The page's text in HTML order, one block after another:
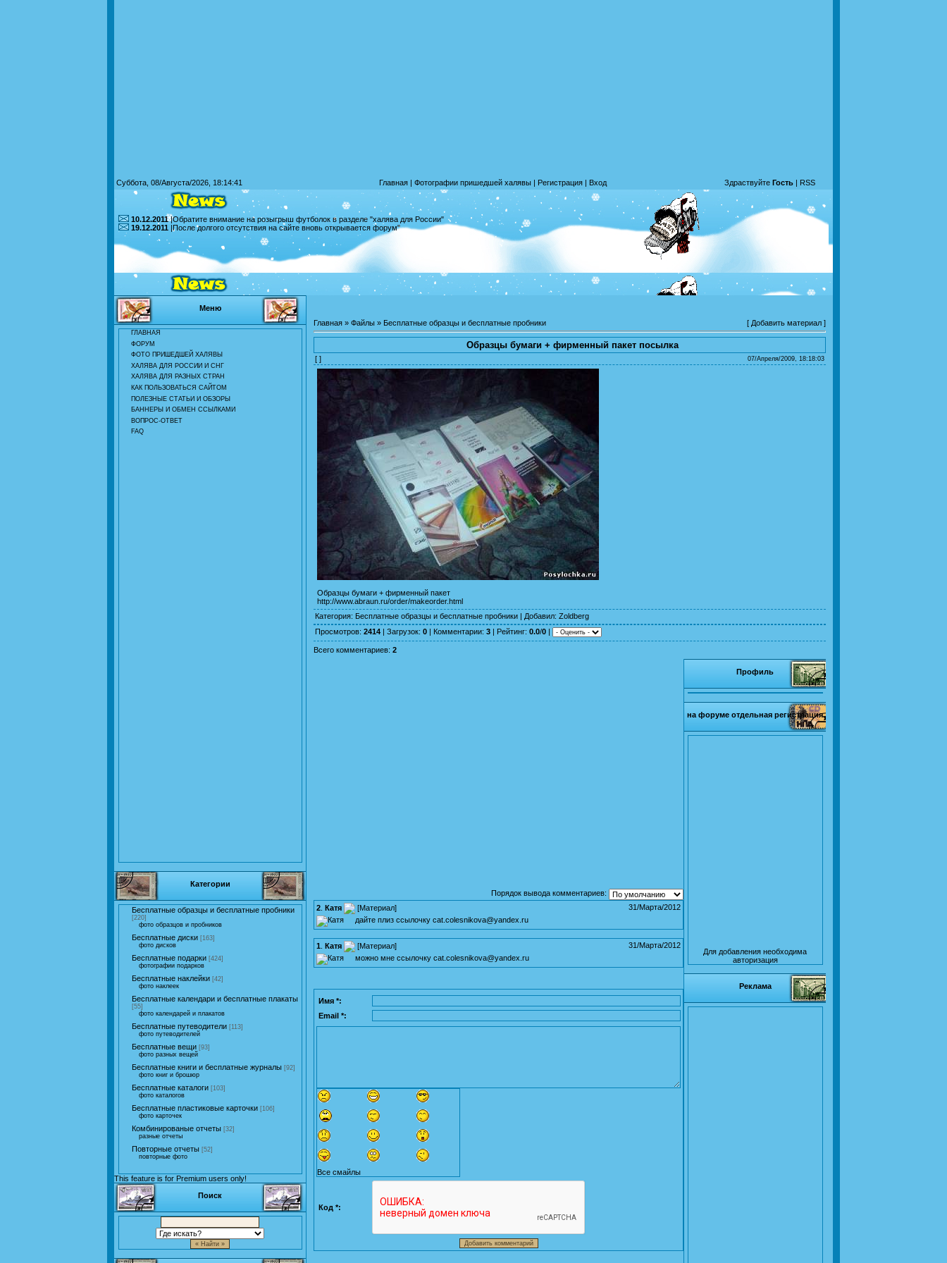
Суббота, 08/Августа/2026, 18:14:41 Главная | Фотографии пришедшей халявы | Регистрация | Вход Здраствуйте Гость | RSS
10.12.2011|Обратите внимание на розыгрыш футболок в разделе "халява для России"
19.12.2011 |После долгого отсутствия на сайте вновь открывается форум"
Меню
ГЛАВНАЯ
ФОРУМ
ФОТО ПРИШЕДШЕЙ ХАЛЯВЫ
ХАЛЯВА ДЛЯ РОССИИ И СНГ
ХАЛЯВА ДЛЯ РАЗНЫХ СТРАН
КАК ПОЛЬЗОВАТЬСЯ САЙТОМ
ПОЛЕЗНЫЕ СТАТЬИ И ОБЗОРЫ
БАННЕРЫ И ОБМЕН ССЫЛКАМИ
ВОПРОС-ОТВЕТ
FAQ
Категории
Бесплатные образцы и бесплатные пробники
[220]
фото образцов и пробников
Бесплатные диски [163]
фото дисков
Бесплатные подарки [424]
фотографии подарков
Бесплатные наклейки [42]
фото наклеек
Бесплатные календари и бесплатные плакаты
[55]
фото календарей и плакатов
Бесплатные путеводители [113]
фото путеводителей
Бесплатные вещи [93]
фото разных вещей
Бесплатные книги и бесплатные журналы [92]
фото книг и брошюр
Бесплатные каталоги [103]
фото каталогов
Бесплатные пластиковые карточки [106]
фото карточек
Комбинированые отчеты [32]
разные отчеты
Повторные отчеты [52]
повторные фото
This feature is for Premium users only!
Поиск
Главная » Файлы » Бесплатные образцы и бесплатные пробники [ Добавить материал ]
Образцы бумаги + фирменный пакет посылка
[ ] 07/Апреля/2009, 18:18:03
Образцы бумаги + фирменный пакет
http://www.abraun.ru/order/makeorder.html
Категория: Бесплатные образцы и бесплатные пробники | Добавил: Zoldberg
Просмотров: 2414 | Загрузок: 0 | Комментарии: 3 | Рейтинг: 0.0/0 |
Всего комментариев: 2
Порядок вывода комментариев:
31/Марта/2012
2 Катя [Материал]
дайте плиз ссылочку cat.colesnikova@yandex.ru
31/Марта/2012
1 Катя [Материал]
можно мне ссылочку cat.colesnikova@yandex.ru
Имя *:
Email *:
Все смайлы
Код *:
Профиль
на форуме отдельная регистрация
Для добавления необходима
авторизация
Реклама